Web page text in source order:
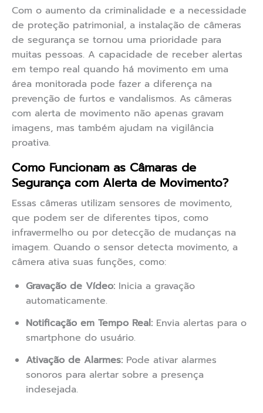
Com o aumento da criminalidade e a necessidade
de proteção patrimonial, a instalação de câmeras
de segurança se tornou uma prioridade para
muitas pessoas. A capacidade de receber alertas
em tempo real quando há movimento em uma
área monitorada pode fazer a diferença na
prevenção de furtos e vandalismos. As câmeras
com alerta de movimento não apenas gravam
imagens, mas também ajudam na vigilância
proativa.
Como Funcionam as Câmaras de
Segurança com Alerta de Movimento?
Essas câmeras utilizam sensores de movimento,
que podem ser de diferentes tipos, como
infravermelho ou por detecção de mudanças na
imagem. Quando o sensor detecta movimento, a
câmera ativa suas funções, como:
Gravação de Vídeo: Inicia a gravação
automaticamente.
Notificação em Tempo Real: Envia alertas para o
smartphone do usuário.
Ativação de Alarmes: Pode ativar alarmes
sonoros para alertar sobre a presença
indesejada.